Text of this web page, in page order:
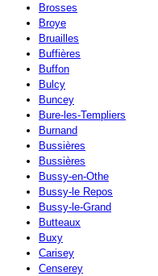
Brosses
Broye
Bruailles
Buffières
Buffon
Bulcy
Buncey
Bure-les-Templiers
Burnand
Bussières
Bussières
Bussy-en-Othe
Bussy-le Repos
Bussy-le-Grand
Butteaux
Buxy
Carisey
Censerey